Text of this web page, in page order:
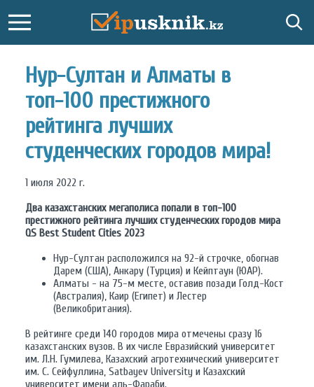
Нур-Султан и Алматы в
топ-100 престижного
рейтинга лучших
студенческих городов мира!
1 июля 2022 г.
Два казахстанских мегаполиса попали в топ-100
престижного рейтинга лучших студенческих городов мира
QS Best Student Cities 2023
Нур-Султан расположился на 92-й строчке, обогнав
Дарем (США), Анкару (Турция) и Кейптаун (ЮАР).
Алматы - на 75-м месте, оставив позади Голд-Кост
(Австралия), Каир (Египет) и Лестер
(Великобритания).
В рейтинге среди 140 городов мира отмечены сразу 16
казахстанских вузов. В их числе Евразийский университет
им. Л.Н. Гумилева, Казахский агротехнический университет
им. С. Сейфуллина, Satbayev University и Казахский
университет имени аль-Фараби.